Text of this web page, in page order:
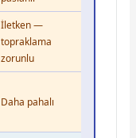
İletken —
topraklama
zorunlu
Daha pahalı